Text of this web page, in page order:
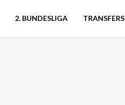
2. BUNDESLIGA TRANSFERS